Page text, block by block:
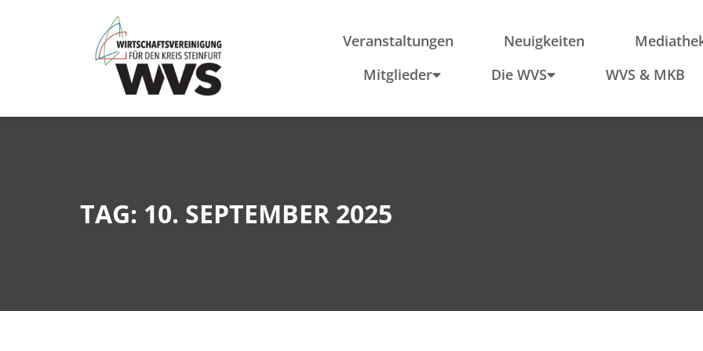
Veranstaltungen Neuigkeiten
Mitglieder
Die WVS WVS & MKB
Anfahrt
TAG: 10. SEPTEMBER 2025